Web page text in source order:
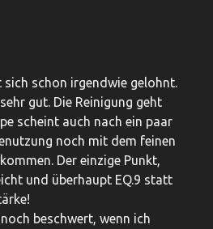
schon irgendwie gelohnt.
gut. Die Reinigung geht
scheint auch nach ein paar
noch mit dem feinen
Der einzige Punkt,
und überhaupt EQ.9 statt
beschwert, wenn ich